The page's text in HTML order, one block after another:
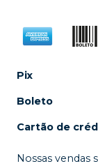
Pix
Boleto
Cartão de
Nossas vendas